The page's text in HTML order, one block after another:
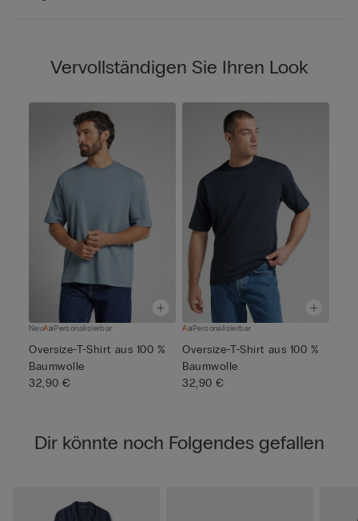
Vervollständigen Sie Ihren Look
Neu Personalisierbar
Oversize-T-Shirt aus 100 %
Baumwolle
32,90 €
Personalisierbar
Oversize-T-Shirt aus 100 %
Baumwolle
32,90 €
Dir könnte noch Folgendes gefallen